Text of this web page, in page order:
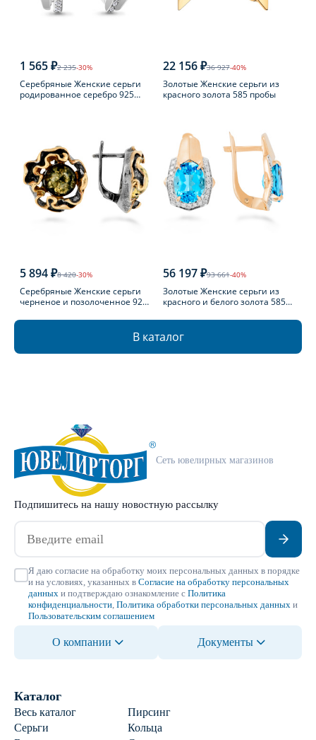
1 565 ₽2 235-30%
Серебряные Женские серьги
родированное серебро 925
22 156 ₽36 927-40%
Золотые Женские серьги из
красного золота 585 пробы
5 894 ₽8 420-30%
Серебряные Женские серьги
черненое и позолоченное 925
56 197 ₽93 661-40%
Золотые Женские серьги из
красного и белого золота 585
В каталог
Сеть ювелирных магазинов
Подпишитесь на нашу новостную рассылку
Я даю согласие на обработку моих персональных данных в порядке
и на условиях, указанных в Согласие на обработку персональных
данных и подтверждаю ознакомление с Политика
конфиденциальности Политика обработки персональных данных и
Пользовательским соглашением
О компании Документы
Каталог
Весь каталог
Пирсинг
Серьги
Кольца